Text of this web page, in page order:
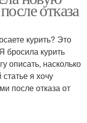
отказа
курить? Это
бросила курить
описать, насколько
я хочу
после отказа от